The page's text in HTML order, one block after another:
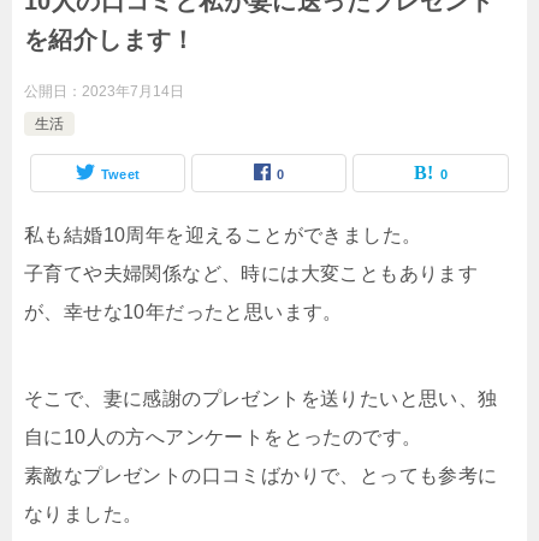
を紹介します！
公開日： 2023年7月14日
生活
Tweet 0 0
私も結婚10周年を迎えることができました。
子育てや夫婦関係など、時には大変こともあります
が、幸せな10年だったと思います。
そこで、妻に感謝のプレゼントを送りたいと思い、独
自に10人の方へアンケートをとったのです。
素敵なプレゼントの口コミばかりで、とっても参考に
なりました。